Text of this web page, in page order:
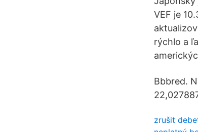
VEF je
rýchlo a
Bbbred.
zrušit